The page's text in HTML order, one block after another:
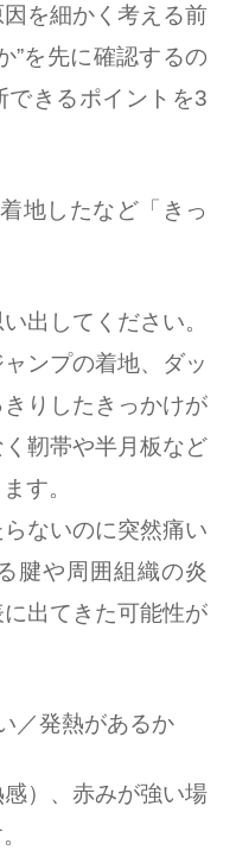
を細かく考える前
”を先に確認するの
できるポイントを3
地したなど「きっ
出してください。
ンプの着地、ダッ
りしたきっかけが
靭帯や半月板など
す。
ないのに突然痛い
腱や周囲組織の炎
出てきた可能性が
／発熱があるか
）、赤みが強い場